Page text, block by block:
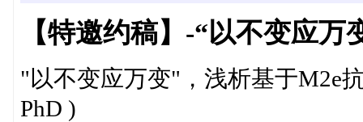
【特邀约稿】-“以不变应
"以不变应万变"，浅析基于M2e
PhD )